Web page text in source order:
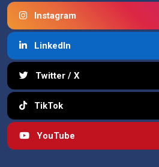
Instagram
LinkedIn
Twitter / X
TikTok
YouTube